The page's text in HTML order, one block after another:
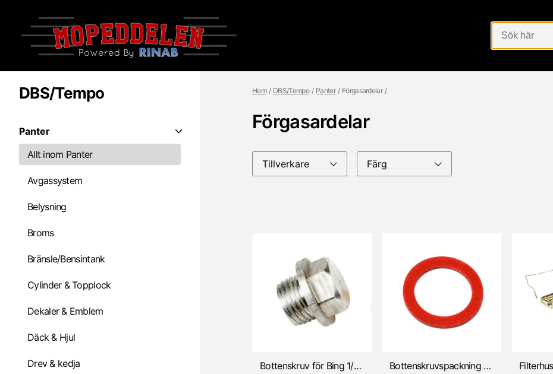
DBS/Tempo
Panter
Allt inom Panter
Avgassystem
Belysning
Broms
Bränsle/Bensintank
Cylinder & Topplock
Dekaler & Emblem
Däck & Hjul
Drev & kedja
Hem DBS/Tempo Panter Förgasardelar
Förgasardelar
Tillverkare Färg
Bottenskruv för Bing 1/10/820 SSB/SSN/SSE/SSI Bottenskruvspackning för Bing 1/10/820 SSB/SSN/SSE/SSI